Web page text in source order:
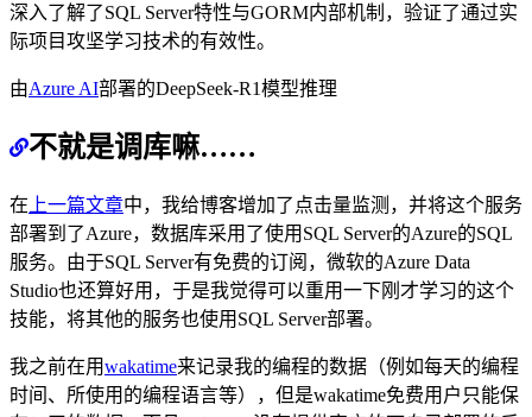
深入了解了SQL Server特性与GORM内部机制，验证了通过实
际项目攻坚学习技术的有效性。
由Azure AI部署的DeepSeek-R1模型推理
不就是调库嘛……
在 上一篇文章中，我给博客增加了点击量监测，并将这个服务
部署到了Azure，数据库采用了使用SQL Server的Azure的SQL
服务。由于SQL Server有免费的订阅，微软的Azure Data
Studio也还算好用，于是我觉得可以重用一下刚才学习的这个
技能，将其他的服务也使用SQL Server部署。
我之前在用wakatime来记录我的编程的数据（例如每天的编程
时间、所使用的编程语言等），但是wakatime免费用户只能保